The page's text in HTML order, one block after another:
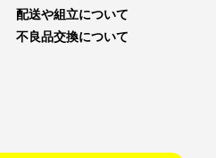
配送や組立について
不良品交換について